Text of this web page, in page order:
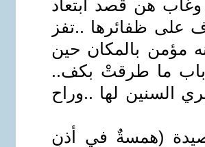
هن قصد ابتعاد
على ظفائرها ..تفز
مؤمن بالمكان حين
باب ما طرقتْ بكف..
السنين لها ..وراح
(همسةٌ في أذنِ